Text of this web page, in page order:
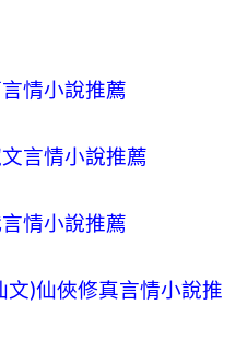
情小說推薦
言情小說推薦
情小說推薦
文)仙俠修真言情小說推